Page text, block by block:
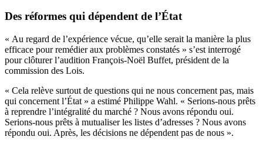
Des réformes qui dépendent de l’État
« Au regard de l’expérience vécue, qu’elle serait la manière la plus
efficace pour remédier aux problèmes constatés » s’est interrogé
pour clôturer l’audition François-Noël Buffet, président de la
commission des Lois.
« Cela relève surtout de questions qui ne nous concernent pas, mais
qui concernent l’État » a estimé Philippe Wahl. « Serions-nous prêts
à reprendre l’intégralité du marché ? Nous avons répondu oui.
Serions-nous prêts à mutualiser les listes d’adresses ? Nous avons
répondu oui. Après, les décisions ne dépendent pas de nous ».